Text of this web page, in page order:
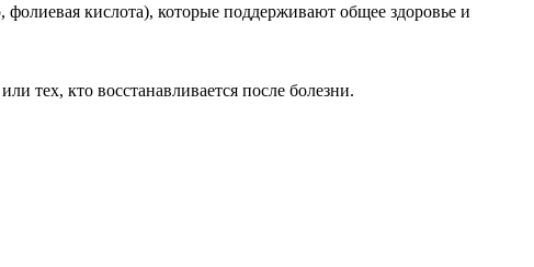
кислота), которые поддерживают общее здоровье и
тех, кто восстанавливается после болезни.